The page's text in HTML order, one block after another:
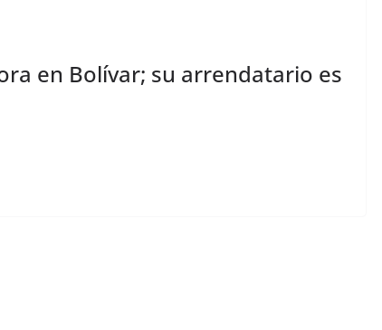
en Bolívar; su arrendatario es